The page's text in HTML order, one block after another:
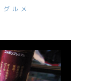
グルメ